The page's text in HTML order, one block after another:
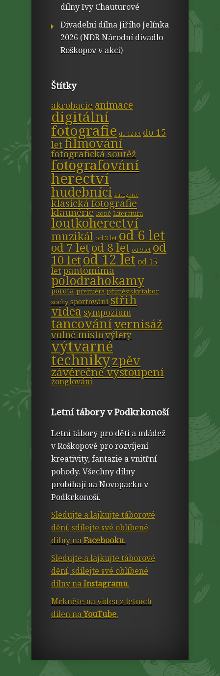
dílny Ivy Chauturové
Divadelní dílna Jiřího Jelínka
2026 (NDR Národní divadlo
Roškopov v akci)
Štítky
akrobacie animace
digitální
fotografie do 12 let do 15
let filmování
fotografická soutěž
fotografování
herectví
hudebníci kategorie
klasická fotografie
klaunérie koně Literatura
loutkoherectví
muzikál od 3 let od 6 let
od 7 letod 8 let od 9 let od
10 letod 12 let od 15
letpantomima
polodrahokamy
porota premiéra příměstský tábor
sochy sportování střih
videa sympozium
tancovánívernisáž
volné místovýlety
výtvarné
technikyzpěv
závěrečné vystoupení
žonglování
Letní tábory v Podkrkonoší
Letní tábory pro děti a mládež
v Roškopově pro rozvíjení
kreativity, fantazie a vnitřní
pohody. Všechny dílny
probíhají na Novopacku v
Podkrkonoší.
Sledujte a lajkujte táborové
dění, sdílejte své oblíbené
dílny naFacebooku.
Sledujte a lajkujte táborové
dění, sdílejte své oblíbené
dílny naInstagramu.
Mrkněte na videa z letních
dílen naYouTube.